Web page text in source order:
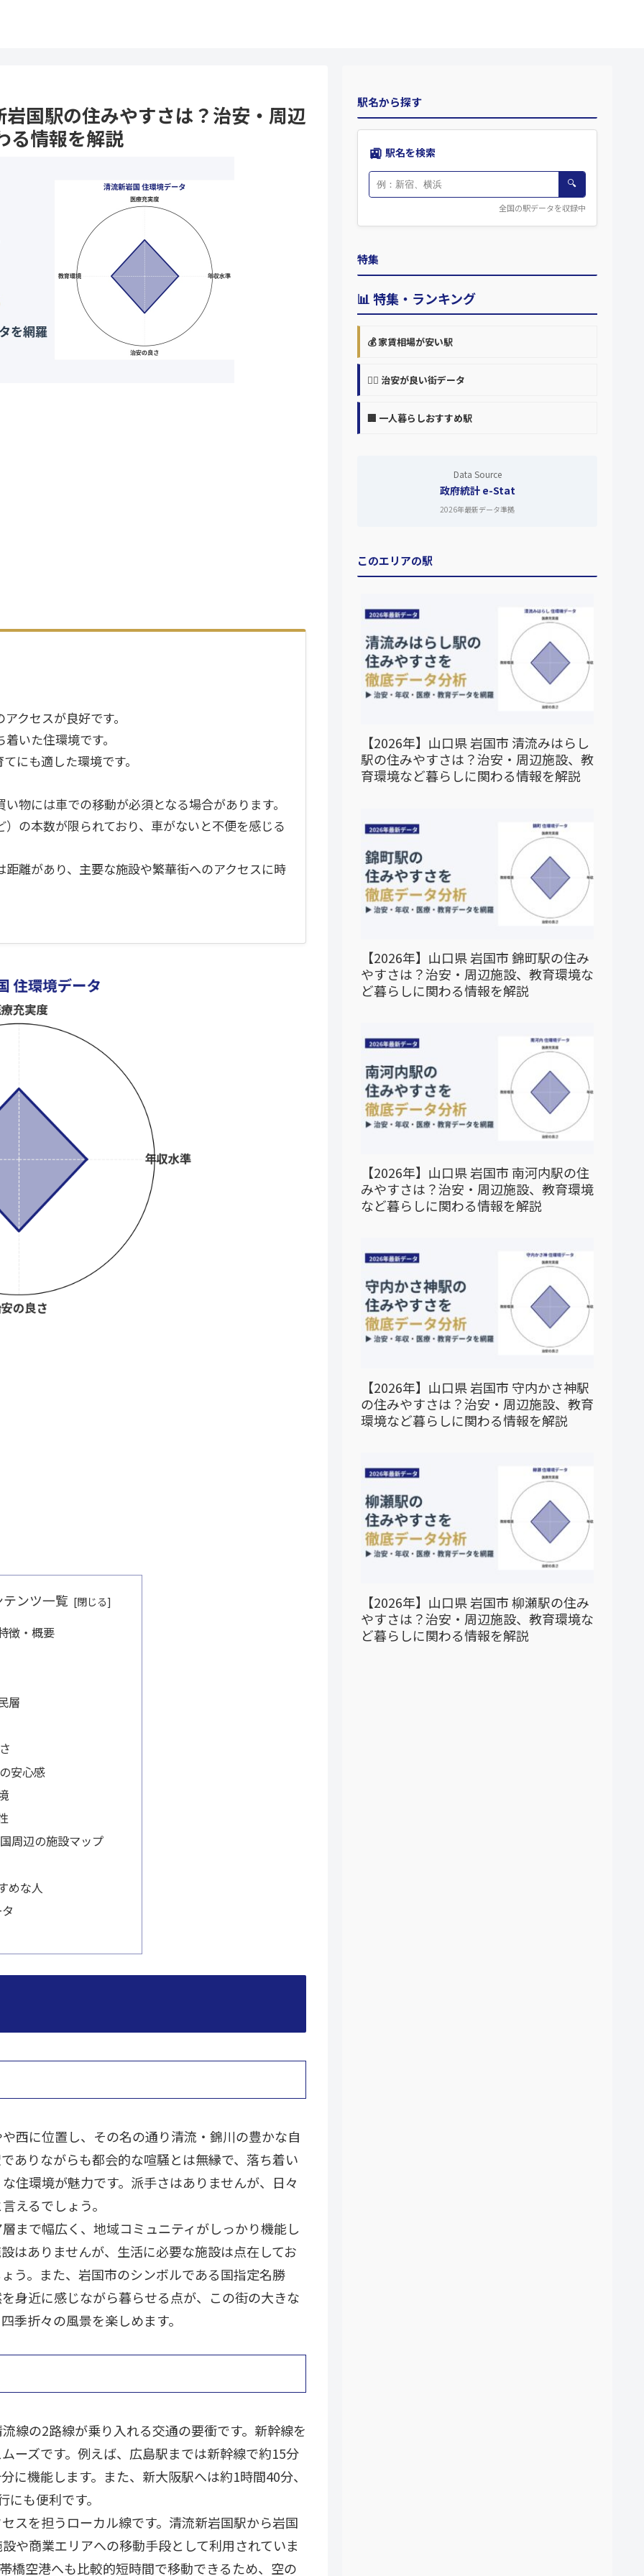
岩国駅の住みやすさは？治安・周辺
る情報を解説
クセスが良好です。
いた住環境です。
にも適した環境です。
物には車での移動が必須となる場合があります。
の本数が限られており、車がないと不便を感じる
離があり、主要な施設や繁華街へのアクセスに時
ンツ一覧
徴・概要
層
安心感
周辺の施設マップ
めな人
西に位置し、その名の通り清流・錦川の豊かな自
ありながらも都会的な喧騒とは無縁で、落ち着い
住環境が魅力です。派手さはありませんが、日々
えるでしょう。
まで幅広く、地域コミュニティがしっかり機能し
はありませんが、生活に必要な施設は点在してお
う。また、岩国市のシンボルである国指定名勝
身近に感じながら暮らせる点が、この街の大きな
季折々の風景を楽しめます。
線の2路線が乗り入れる交通の要衝です。新幹線を
ーズです。例えば、広島駅までは新幹線で約15分
に機能します。また、新大阪駅へは約1時間40分、
も便利です。
スを担うローカル線です。清流新岩国駅から岩国
や商業エリアへの移動手段として利用されていま
橋空港へも比較的短時間で移動できるため、空の
駅名から探す
🚉 駅名を検索
🔍
全国の駅データを収録中
特集
📊 特集・ランキング
💰 家賃相場が安い駅
👮‍♀️ 治安が良い街データ
🏢 一人暮らしおすすめ駅
Data Source
政府統計 e-Stat
2026年最新データ準拠
このエリアの駅
【2026年】山口県 岩国市 清流みはらし
駅の住みやすさは？治安・周辺施設、教
育環境など暮らしに関わる情報を解説
【2026年】山口県 岩国市 錦町駅の住み
やすさは？治安・周辺施設、教育環境な
ど暮らしに関わる情報を解説
【2026年】山口県 岩国市 南河内駅の住
みやすさは？治安・周辺施設、教育環境
など暮らしに関わる情報を解説
【2026年】山口県 岩国市 守内かさ神駅
の住みやすさは？治安・周辺施設、教育
環境など暮らしに関わる情報を解説
【2026年】山口県 岩国市 柳瀬駅の住み
やすさは？治安・周辺施設、教育環境な
ど暮らしに関わる情報を解説